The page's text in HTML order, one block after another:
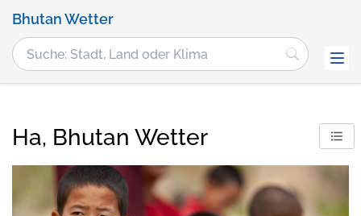
Bhutan Wetter
Ha, Bhutan Wetter